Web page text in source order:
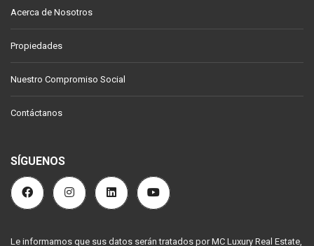
Acerca de Nosotros
Propiedades
Nuestro Compromiso Social
Contáctanos
SÍGUENOS
Le informamos que sus datos serán tratados por MC Luxury Real Estate,